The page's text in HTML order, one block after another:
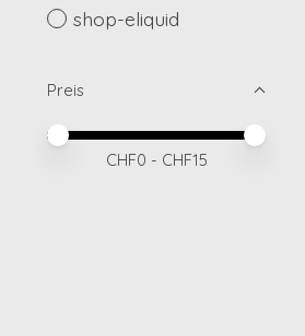
shop-eliquid
Preis
Preis – Mindestwert
Price maximum value
CHF0 - CHF15